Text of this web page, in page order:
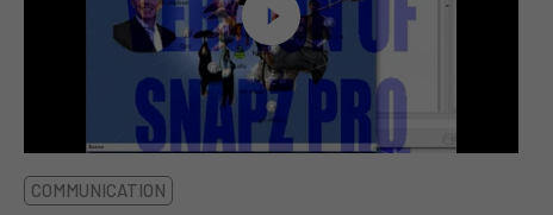
COMMUNICATION